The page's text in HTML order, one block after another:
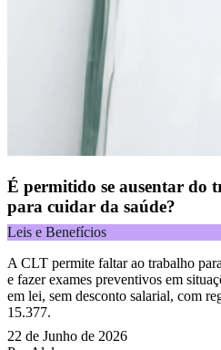
É permitido se ausentar do
para cuidar da saúde?
Leis e Benefícios
A CLT permite faltar ao trabalho
e fazer exames preventivos em
em lei, sem desconto salarial, com
15.377.
22 de Junho de 2026